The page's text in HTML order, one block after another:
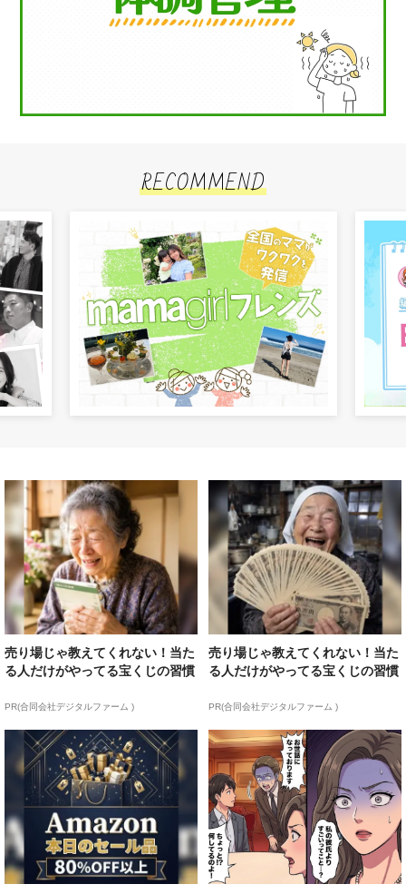
RECOMMEND
売り場じゃ教えてくれない！当た
る人だけがやってる宝くじの習慣
PR(合同会社デジタルファーム )
売り場じゃ教えてくれない！当た
る人だけがやってる宝くじの習慣
PR(合同会社デジタルファーム )